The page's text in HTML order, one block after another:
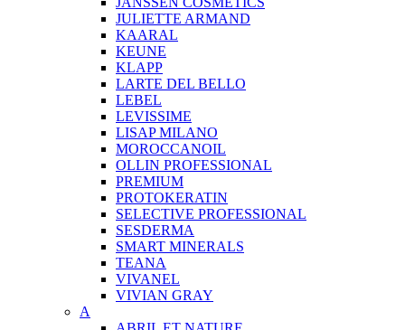
JULIETTE ARMAND
KAARAL
KEUNE
KLAPP
LARTE DEL BELLO
LEBEL
LEVISSIME
LISAP MILANO
MOROCCANOIL
OLLIN PROFESSIONAL
PREMIUM
PROTOKERATIN
SELECTIVE PROFESSIONAL
SESDERMA
SMART MINERALS
TEANA
VIVANEL
VIVIAN GRAY
A